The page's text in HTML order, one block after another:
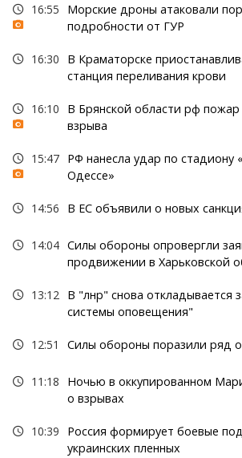
16:55
Морские дроны атаковали
подробности от ГУР
16:30
В Краматорске
станция переливания крови
16:10
В Брянской области рф
взрыва
15:47 РФ нанесла удар по стадиону
Одессе»
14:56 В ЕС объявили о новых
14:04 Силы обороны опровергли
продвижении в Харьковской
13:12
В "лнр" снова откладывается
системы оповещения"
12:51 Силы обороны поразили ряд
11:18
Ночью в оккупированном
о взрывах
10:39
Россия формирует боевые
украинских пленных